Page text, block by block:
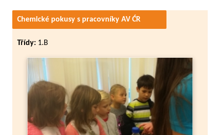
Chemické pokusy s pracovníky AV ĆR
Třídy: 1.B